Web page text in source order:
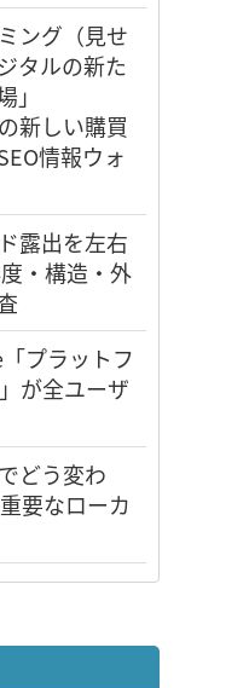
ング（見せ
タルの新た
」
新しい購買
情報ウォ
露出を左右
・構造・外
プラットフ
が全ユーザ
どう変わ
要なローカ